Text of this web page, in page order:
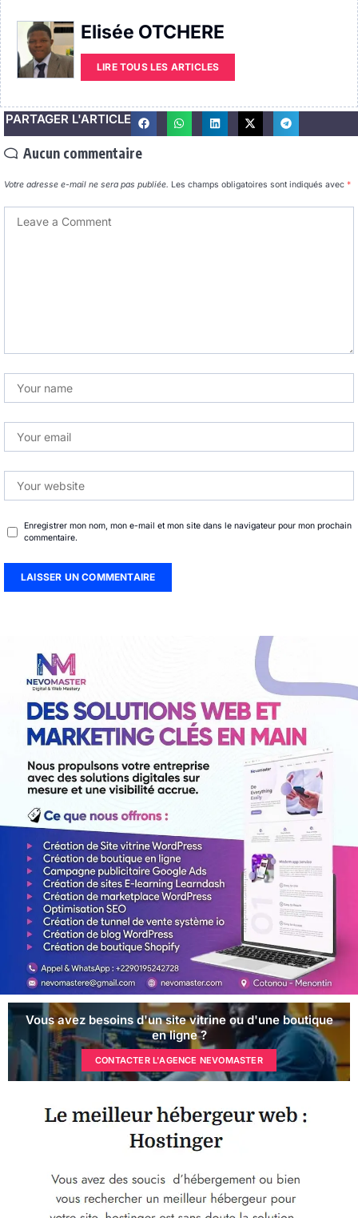
Elisée OTCHERE
LIRE TOUS LES ARTICLES
PARTAGER L'ARTICLE
Aucun commentaire
Votre adresse e-mail ne sera pas publiée. Les champs obligatoires sont indiqués avec *
Enregistrer mon nom, mon e-mail et mon site dans le navigateur pour mon prochain
commentaire.
Vous avez besoins d'un site vitrine ou d'une boutique
en ligne ?
CONTACTER L'AGENCE NEVOMASTER